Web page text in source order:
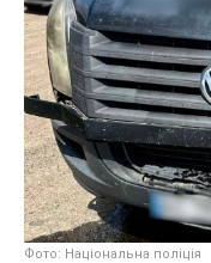
Фото: Національна поліція